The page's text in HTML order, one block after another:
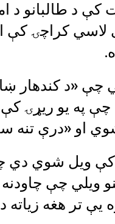
کې د طالبانو د
لاسي کراچۍ کې
چې «د کندهار
چې په یو ریړۍ
او «درې تنه
کې ویل شوي دي
ویلي چې
یې تر هغه